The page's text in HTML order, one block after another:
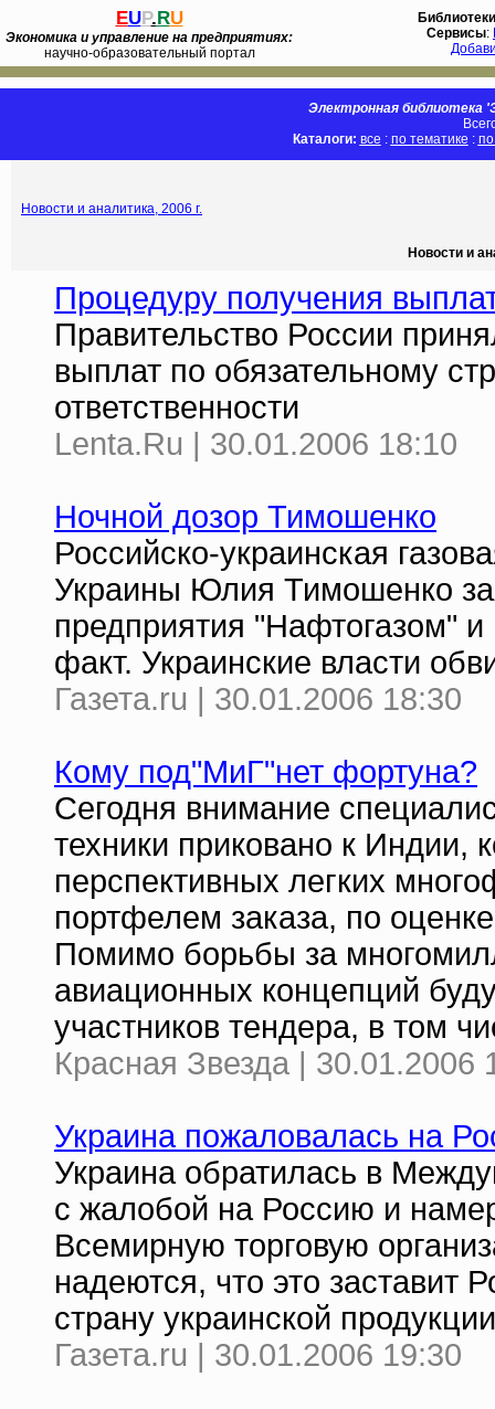
EUP.RU
Экономика и управление на предприятиях:
научно-образовательный портал
Библиотеки
Сервисы:
Электронная библиотека
Каталоги: все : по тематике :
Новости и аналитика, 2006 г.
Новости и
Процедуру получения
Правительство России
выплат по обязательному
ответственности
Lenta.Ru | 30.01.2006 18:10
Ночной дозор Тимошенко
Российско-украинская
Украины Юлия Тимошенко
предприятия "Нафтогазом"
факт. Украинские власти
Газета.ru | 30.01.2006 18:30
Кому под"МиГ"нет фортуна?
Сегодня внимание
техники приковано к Индии,
перспективных легких
портфелем заказа, по
Помимо борьбы за
авиационных концепций
участников тендера, в том
Красная Звезда | 30.01.2006
Украина пожаловалась на
Украина обратилась в
с жалобой на Россию и
Всемирную торговую
надеются, что это заставит
страну украинской
Газета.ru | 30.01.2006 19:30